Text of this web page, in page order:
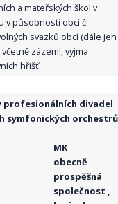
a mateřských škol v
v působnosti obcí či
svazků obcí (dále jen
včetně zázemí, vyjma
hřišť.
divadel
symfonických orchestrů
MK
obecně
prospěšná
společnost ,